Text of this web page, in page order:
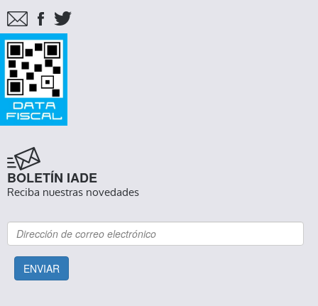
BOLETÍN IADE
Reciba nuestras novedades
ENVIAR